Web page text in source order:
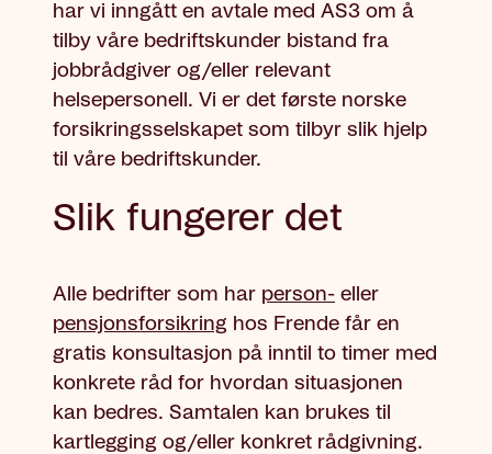
har vi inngått en avtale med AS3 om å
tilby våre bedriftskunder bistand fra
jobbrådgiver og/eller relevant
helsepersonell. Vi er det første norske
forsikringsselskapet som tilbyr slik hjelp
til våre bedriftskunder.
Slik fungerer det
Alle bedrifter som har person- eller
pensjonsforsikring hos Frende får en
gratis konsultasjon på inntil to timer med
konkrete råd for hvordan situasjonen
kan bedres. Samtalen kan brukes til
kartlegging og/eller konkret rådgivning.